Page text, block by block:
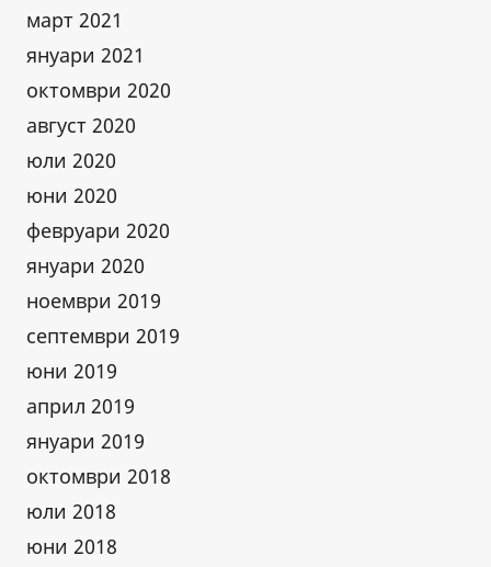
март 2021
януари 2021
октомври 2020
август 2020
юли 2020
юни 2020
февруари 2020
януари 2020
ноември 2019
септември 2019
юни 2019
април 2019
януари 2019
октомври 2018
юли 2018
юни 2018